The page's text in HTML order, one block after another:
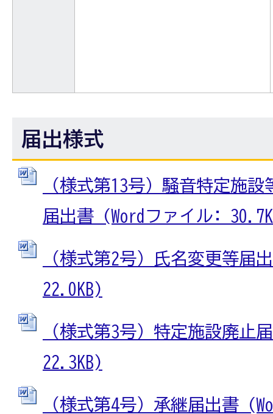
届出様式
（様式第13号）騒音特定施
届出書 (Wordファイル:
（様式第2号）氏名変更等届
22.0KB)
（様式第3号）特定施設廃止
22.3KB)
（様式第4号）承継届出書